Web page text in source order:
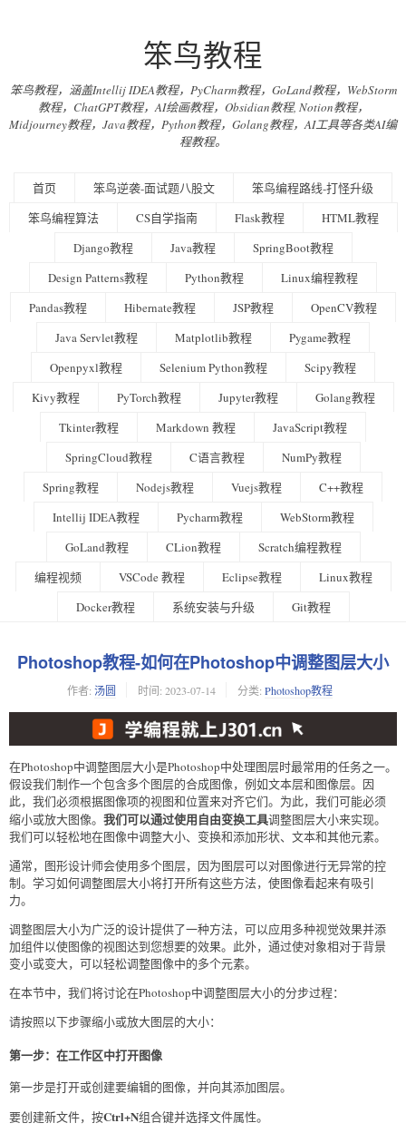
笨鸟教程
笨鸟教程，涵盖Intellij IDEA教程，PyCharm教程，GoLand教程，WebStorm
教程，ChatGPT教程，AI绘画教程，Obsidian教程, Notion教程，
Midjourney教程，Java教程，Python教程，Golang教程，AI工具等各类AI编
程教程。
首页 笨鸟逆袭-面试题八股文
笨鸟编程路线-打怪升级
笨鸟编程算法
CS自学指南 Flask教程
HTML教程
Django教程
Java教程
SpringBoot教程
Design Patterns教程
Python教程
Linux编程教程
Pandas教程
Hibernate教程 JSP教程
OpenCV教程
Java Servlet教程
Matplotlib教程
Pygame教程
Openpyxl教程
Selenium Python教程
Scipy教程
Kivy教程
PyTorch教程 Jupyter教程
Golang教程
Tkinter教程
Markdown 教程
JavaScript教程
SpringCloud教程
C语言教程
NumPy教程
Spring教程
Nodejs教程 Vuejs教程
C++教程
Intellij IDEA教程
Pycharm教程
WebStorm教程
GoLand教程
CLion教程
Scratch编程教程
编程视频
VSCode 教程 Eclipse教程
Linux教程
Docker教程
系统安装与升级 Git教程
Photoshop教程-如何在Photoshop中调整图层大小
作者: 汤圆 时间: 2023-07-14 分类: Photoshop教程
在Photoshop中调整图层大小是Photoshop中处理图层时最常用的任务之一。
假设我们制作一个包含多个图层的合成图像，例如文本层和图像层。因
此，我们必须根据图像项的视图和位置来对齐它们。为此，我们可能必须
缩小或放大图像。 我们可以通过使用自由变换工具调整图层大小来实现。
我们可以轻松地在图像中调整大小、变换和添加形状、文本和其他元素。
通常，图形设计师会使用多个图层，因为图层可以对图像进行无异常的控
制。学习如何调整图层大小将打开所有这些方法，使图像看起来有吸引
力。
调整图层大小为广泛的设计提供了一种方法，可以应用多种视觉效果并添
加组件以使图像的视图达到您想要的效果。此外，通过使对象相对于背景
变小或变大，可以轻松调整图像中的多个元素。
在本节中，我们将讨论在Photoshop中调整图层大小的分步过程：
请按照以下步骤缩小或放大图层的大小：
第一步：在工作区中打开图像
第一步是打开或创建要编辑的图像，并向其添加图层。
要创建新文件，按Ctrl+N组合键并选择文件属性。